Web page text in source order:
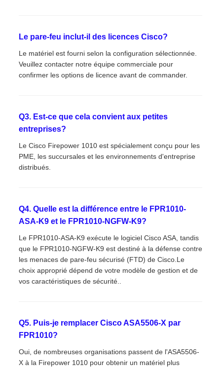
Le pare-feu inclut-il des licences Cisco?
Le matériel est fourni selon la configuration sélectionnée.
Veuillez contacter notre équipe commerciale pour
confirmer les options de licence avant de commander.
Q3. Est-ce que cela convient aux petites
entreprises?
Le Cisco Firepower 1010 est spécialement conçu pour les
PME, les succursales et les environnements d'entreprise
distribués.
Q4. Quelle est la différence entre le FPR1010-
ASA-K9 et le FPR1010-NGFW-K9?
Le FPR1010-ASA-K9 exécute le logiciel Cisco ASA, tandis
que le FPR1010-NGFW-K9 est destiné à la défense contre
les menaces de pare-feu sécurisé (FTD) de Cisco.Le
choix approprié dépend de votre modèle de gestion et de
vos caractéristiques de sécurité..
Q5. Puis-je remplacer Cisco ASA5506-X par
FPR1010?
Oui, de nombreuses organisations passent de l'ASA5506-
X à la Firepower 1010 pour obtenir un matériel plus